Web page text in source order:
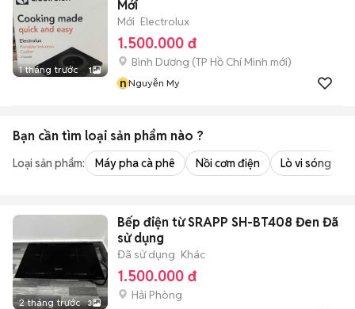
1 tháng trước 1
Mới
Mới Electrolux
1.500.000 đ
Bình Dương (TP Hồ Chí Minh mới)
nNguyễn My
Bạn cần tìm loại sản phẩm nào ?
Loại sản phẩm: Máy pha cà phê Nồi cơm điện Lò vi sóng
2 tháng trước 3
Bếp điện từ SRAPP SH-BT408 Đen Đã
sử dụng
Đã sử dụng Khác
1.500.000 đ
Hải Phòng